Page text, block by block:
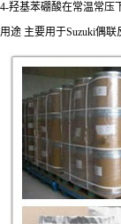
4-羟基苯硼酸在常温常压
用途 主要用于Suzuki偶联